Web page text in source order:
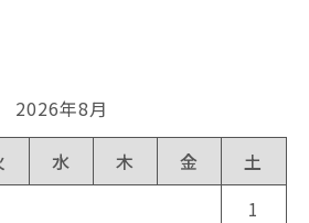
2026年8月
水 木 金
土
1